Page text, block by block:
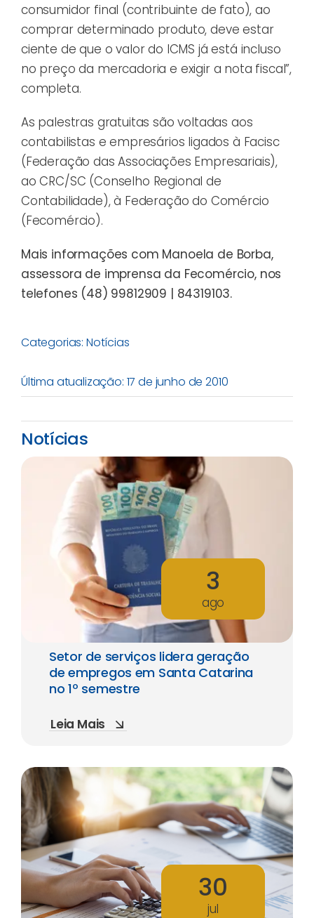
consumidor final (contribuinte de fato), ao
comprar determinado produto, deve estar
ciente de que o valor do ICMS já está incluso
no preço da mercadoria e exigir a nota fiscal”,
completa.
As palestras gratuitas são voltadas aos
contabilistas e empresários ligados à Facisc
(Federação das Associações Empresariais),
ao CRC/SC (Conselho Regional de
Contabilidade), à Federação do Comércio
(Fecomércio).
Mais informações com Manoela de Borba,
assessora de imprensa da Fecomércio, nos
telefones (48) 99812909 | 84319103.
Categorias: Notícias
Última atualização: 17 de junho de 2010
Notícias
3
ago
Setor de serviços lidera geração
de empregos em Santa Catarina
no 1º semestre
Leia Mais
30
jul